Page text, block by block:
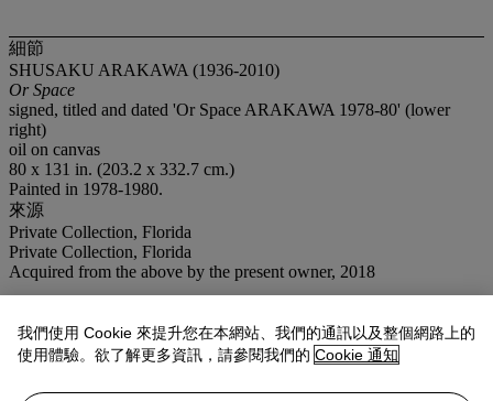
細節
SHUSAKU ARAKAWA (1936-2010)
Or Space
signed, titled and dated 'Or Space ARAKAWA 1978-80' (lower
right)
oil on canvas
80 x 131 in. (203.2 x 332.7 cm.)
Painted in 1978-1980.
來源
Private Collection, Florida
Private Collection, Florida
Acquired from the above by the present owner, 2018
更多來自戰後至今
我們使用 Cookie 來提升您在本網站、我們的通訊以及整個網路上的
使用體驗。欲了解更多資訊，請參閱我們的 Cookie 通知